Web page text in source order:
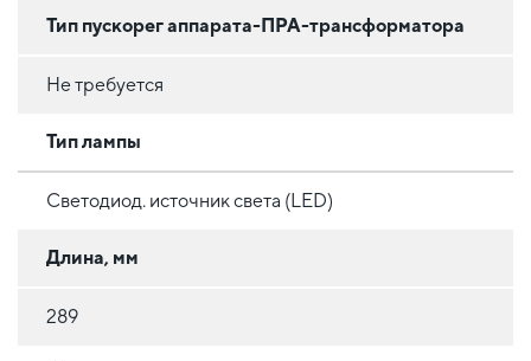
Тип пускорег аппарата-ПРА-трансформатора
Не требуется
Тип лампы
Светодиод. источник света (LED)
Длина, мм
289